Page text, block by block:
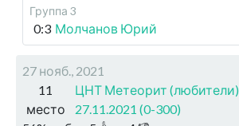
Группа 3
0:3 Молчанов Юрий
27 нояб., 2021
11
место
ЦНТ Метеорит (любители)
27.11.2021 (0-300)